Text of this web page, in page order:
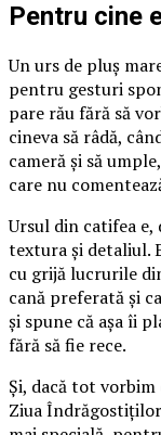
Pentru cine
Un urs de pluș
pentru gesturi
pare rău fără să
cineva să râdă,
cameră și să
care nu
Ursul din catifea
textura și detaliul.
cu grijă lucrurile
cană preferată și
și spune că așa îi
fără să fie rece.
Și, dacă tot
Ziua